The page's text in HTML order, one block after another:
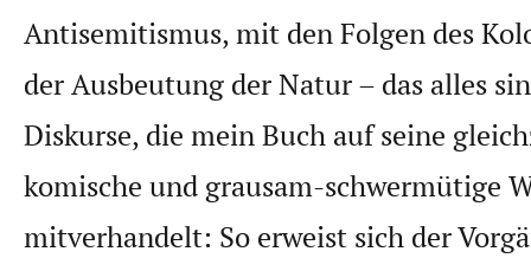
Antisemitismus, mit den Folgen des
der Ausbeutung der Natur – das alles
Diskurse, die mein Buch auf seine
komische und grausam-schwermütige
mitverhandelt: So erweist sich der